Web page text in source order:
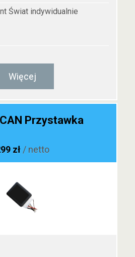
Świat indywidualnie
Więcej
Przystawka
zł / netto